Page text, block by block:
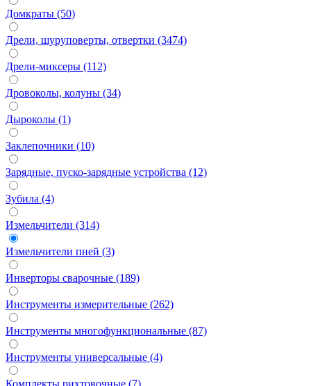
Домкраты (50)
Дрели, шуруповерты, отвертки (3474)
Дрели-миксеры (112)
Дровоколы, колуны (34)
Дыроколы (1)
Заклепочники (10)
Зарядные, пуско-зарядные устройства (12)
Зубила (4)
Измельчители (314)
Измельчители пней (3)
Инверторы сварочные (189)
Инструменты измерительные (262)
Инструменты многофункциональные (87)
Инструменты универсальные (4)
Комплекты рихтовочные (7)